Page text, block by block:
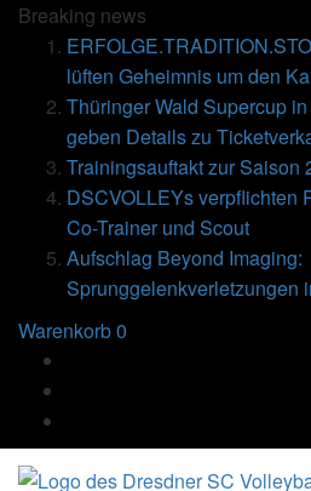
Breaking news
lüften Geheimnis um den
Thüringer Wald Supercup
geben Details zu
Trainingsauftakt zur Saison
DSCVOLLEYs verpflichten
Co-Trainer und Scout
Aufschlag Beyond Imaging:
Sprunggelenkverletzungen
Warenkorb0